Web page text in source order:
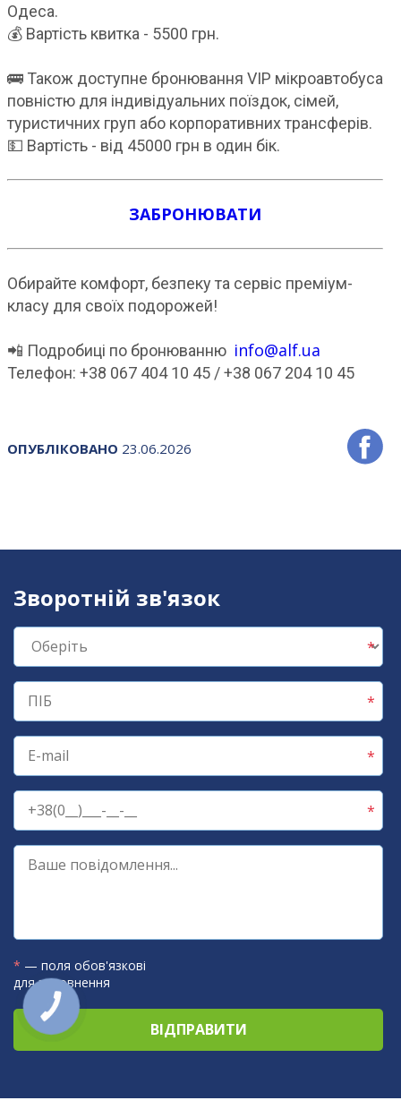
Одеса.
💰 Вартість квитка - 5500 грн.
🚌 Також доступне бронювання VIP мікроавтобуса
повністю для індивідуальних поїздок, сімей,
туристичних груп або корпоративних трансферів.
💵 Вартість - від 45000 грн в один бік.
ЗАБРОНЮВАТИ
Обирайте комфорт, безпеку та сервіс преміум-
класу для своїх подорожей!
📲 Подробиці по бронюванню info@alf.ua
Телефон: +38 067 404 10 45 / +38 067 204 10 45
ОПУБЛІКОВАНО 23.06.2026
Зворотній зв'язок
* — поля обов'язкові
для заповнення
КНОПКА
ЗВ'ЯЗКУ